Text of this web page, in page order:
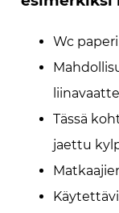
Wc
Tässä
jaettu